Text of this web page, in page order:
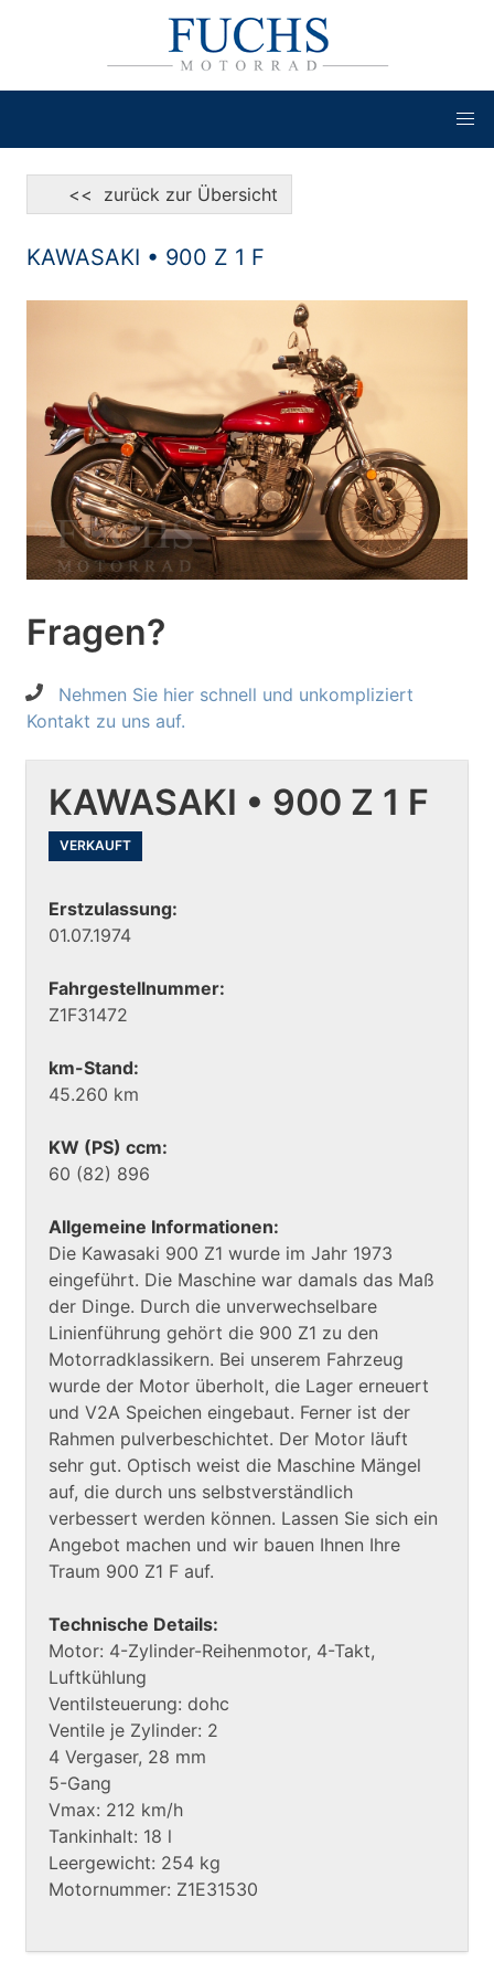
<< zurück zur Übersicht
KAWASAKI • 900 Z 1 F
Fragen?
Nehmen Sie hier schnell und unkompliziert
Kontakt zu uns auf.
KAWASAKI • 900 Z 1 F
VERKAUFT
Erstzulassung:
01.07.1974
Fahrgestellnummer:
Z1F31472
km-Stand:
45.260 km
KW (PS) ccm:
60 (82) 896
Allgemeine Informationen:
Die Kawasaki 900 Z1 wurde im Jahr 1973
eingeführt. Die Maschine war damals das Maß
der Dinge. Durch die unverwechselbare
Linienführung gehört die 900 Z1 zu den
Motorradklassikern. Bei unserem Fahrzeug
wurde der Motor überholt, die Lager erneuert
und V2A Speichen eingebaut. Ferner ist der
Rahmen pulverbeschichtet. Der Motor läuft
sehr gut. Optisch weist die Maschine Mängel
auf, die durch uns selbstverständlich
verbessert werden können. Lassen Sie sich ein
Angebot machen und wir bauen Ihnen Ihre
Traum 900 Z1 F auf.
Technische Details:
Motor: 4-Zylinder-Reihenmotor, 4-Takt,
Luftkühlung
Ventilsteuerung: dohc
Ventile je Zylinder: 2
4 Vergaser, 28 mm
5-Gang
Vmax: 212 km/h
Tankinhalt: 18 l
Leergewicht: 254 kg
Motornummer: Z1E31530